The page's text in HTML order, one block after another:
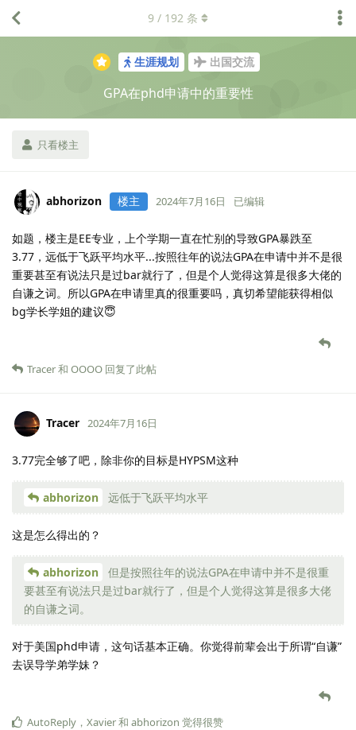
生涯规划 出国交流
GPA在phd申请中的重要性
只看楼主
9 / 192 条
abhorizon 楼主 2024年7月16日 已编辑
如题，楼主是EE专业，上个学期一直在忙别的导致GPA暴跌至
3.77，远低于飞跃平均水平...按照往年的说法GPA在申请中并不是很
重要甚至有说法只是过bar就行了，但是个人觉得这算是很多大佬的
自谦之词。所以GPA在申请里真的很重要吗，真切希望能获得相似
bg学长学姐的建议😇
Tracer和 OOOO 回复了此帖
Tracer 2024年7月16日
3.77完全够了吧，除非你的目标是HYPSM这种
abhorizon 远低于飞跃平均水平
这是怎么得出的？
abhorizon
但是按照往年的说法GPA在申请中并不是很重
要甚至有说法只是过bar就行了，但是个人觉得这算是很多大佬
的自谦之词。
对于美国phd申请，这句话基本正确。你觉得前辈会出于所谓“自谦”
去误导学弟学妹？
AutoReply ， Xavier和 abhorizon 觉得很赞